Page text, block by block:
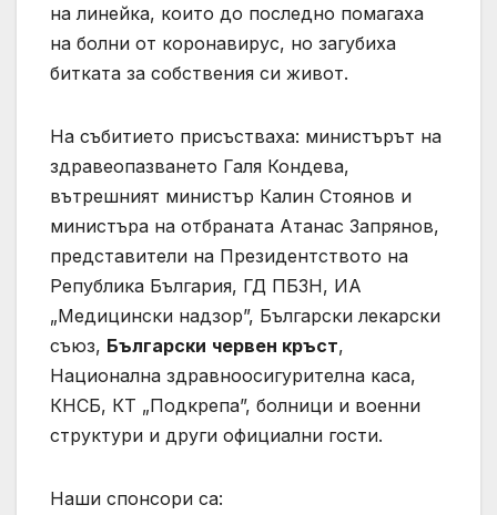
на линейка, които до последно помагаха
на болни от коронавирус, но загубиха
битката за собствения си живот.
На събитието присъстваха: министърът на
здравеопазването Галя Кондева,
вътрешният министър Калин Стоянов и
министъра на отбраната Атанас Запрянов,
представители на Президентството на
Република България, ГД ПБЗН, ИА
„Медицински надзор”, Български лекарски
съюз, Български червен кръст,
Национална здравноосигурителна каса,
КНСБ, КТ „Подкрепа”, болници и военни
структури и други официални гости.
Наши спонсори са: